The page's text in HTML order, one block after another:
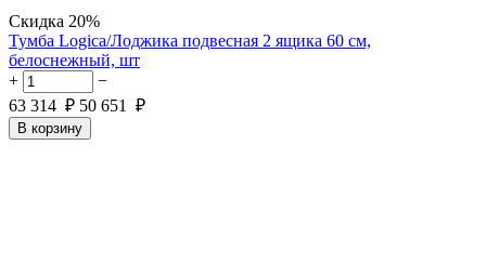
Скидка 20%
Тумба Logica/Лоджика подвесная 2 ящика 60 см,
белоснежный, шт
+
−
63 314 ₽ 50 651 ₽
В корзину